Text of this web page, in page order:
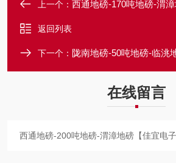
上一个： 西通地磅-170吨地磅-渭漳
返回列表
下一个： 陇南地磅-50吨地磅-临洮
在线留言